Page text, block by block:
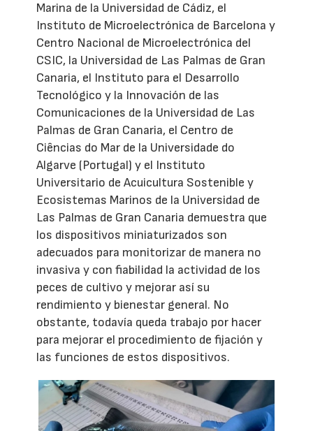
Marina de la Universidad de Cádiz, el
Instituto de Microelectrónica de Barcelona y
Centro Nacional de Microelectrónica del
CSIC, la Universidad de Las Palmas de Gran
Canaria, el Instituto para el Desarrollo
Tecnológico y la Innovación de las
Comunicaciones de la Universidad de Las
Palmas de Gran Canaria, el Centro de
Ciências do Mar de la Universidade do
Algarve (Portugal) y el Instituto
Universitario de Acuicultura Sostenible y
Ecosistemas Marinos de la Universidad de
Las Palmas de Gran Canaria demuestra que
los dispositivos miniaturizados son
adecuados para monitorizar de manera no
invasiva y con fiabilidad la actividad de los
peces de cultivo y mejorar así su
rendimiento y bienestar general. No
obstante, todavía queda trabajo por hacer
para mejorar el procedimiento de fijación y
las funciones de estos dispositivos.